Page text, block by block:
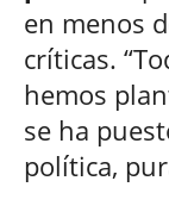
en menos
críticas.
hemos
se ha
política,